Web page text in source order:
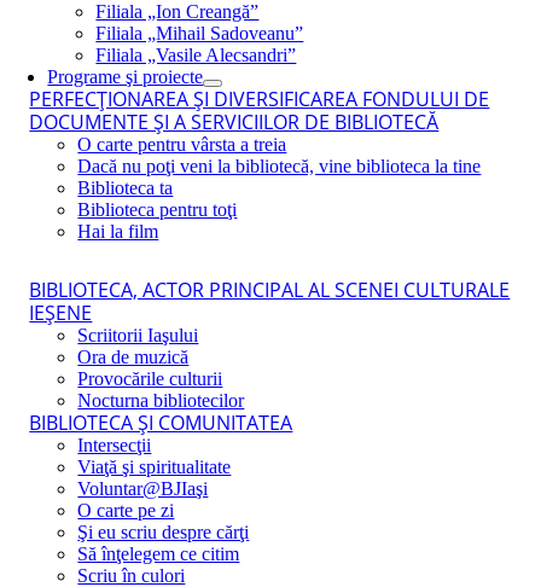
Filiala „Ion Creangă”
Filiala „Mihail Sadoveanu”
Filiala „Vasile Alecsandri”
Programe şi proiecte
PERFECŢIONAREA ŞI DIVERSIFICAREA FONDULUI DE
DOCUMENTE ŞI A SERVICIILOR DE BIBLIOTECĂ
O carte pentru vârsta a treia
Dacă nu poţi veni la bibliotecă, vine biblioteca la tine
Biblioteca ta
Biblioteca pentru toţi
Hai la film
BIBLIOTECA, ACTOR PRINCIPAL AL SCENEI CULTURALE
IEŞENE
Scriitorii Iaşului
Ora de muzică
Provocările culturii
Nocturna bibliotecilor
BIBLIOTECA ŞI COMUNITATEA
Intersecţii
Viaţă şi spiritualitate
Voluntar@BJIaşi
O carte pe zi
Şi eu scriu despre cărţi
Să înţelegem ce citim
Scriu în culori